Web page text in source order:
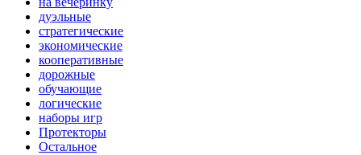
дуэльные
стратегические
экономические
кооперативные
дорожные
обучающие
логические
наборы игр
Протекторы
Остальное